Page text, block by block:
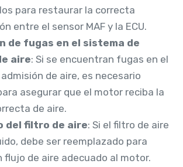
para restaurar la correcta
entre el sensor MAF y la ECU.
de fugas en el sistema de
aire: Si se encuentran fugas en el
de aire, es necesario
asegurar que el motor reciba la
de aire.
del filtro de aire: Si el filtro de aire
debe ser reemplazado para
flujo de aire adecuado al motor.